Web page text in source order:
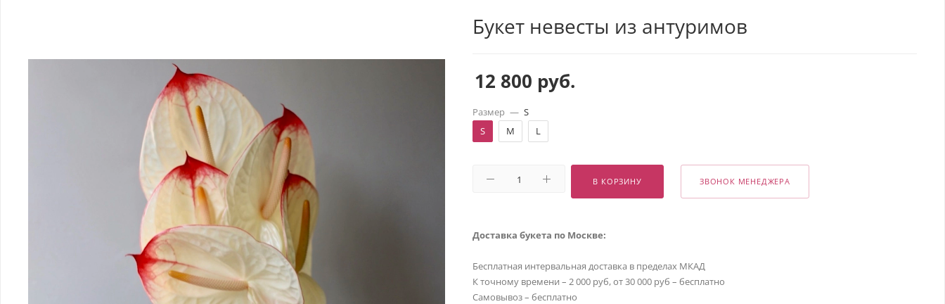
Букет невесты из антуримов
12 800 руб.
Размер — S
S
M L
В КОРЗИНУ ЗВОНОК МЕНЕДЖЕРА
Доставка букета по Москве:
Бесплатная интервальная доставка в пределах МКАД
К точному времени – 2 000 руб, от 30 000 руб – бесплатно
Самовывоз – бесплатно